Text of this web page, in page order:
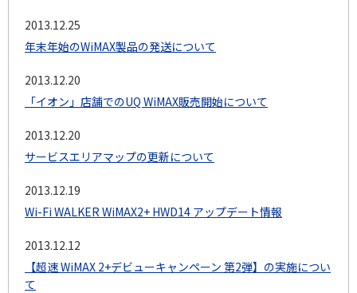
2013.12.25
年末年始のWiMAX製品の発送について
2013.12.20
「イオン」店舗でのUQ WiMAX販売開始について
2013.12.20
サービスエリアマップの更新について
2013.12.19
Wi-Fi WALKER WiMAX2+ HWD14 アップデート情報
2013.12.12
【超速 WiMAX 2+デビューキャンペーン 第2弾】の実施につい
て